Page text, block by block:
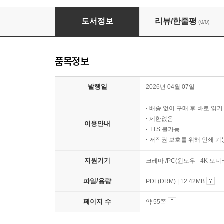
[단독] [무료특별판] 에듀윌 취업 GSAT 무료 온
도서정보 리뷰/한줄평 (0/0)
품목정보
발행일 2026년 04월 07일
이용안내
배송 없이 구매 후 바로 읽기
제한없음
TTS 불가능
저작권 보호를 위해 인쇄 기
지원기기 크레마 /PC(윈도우 - 4K 모
파일/용량 PDF(DRM) | 12.42MB
페이지 수 약 55쪽